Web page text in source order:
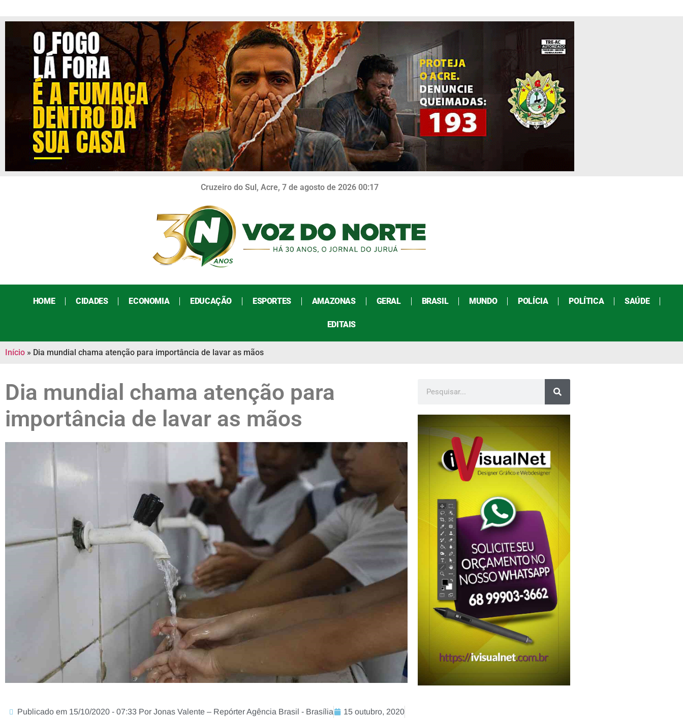
Cruzeiro do Sul, Acre, 7 de agosto de 2026 00:17
HOME CIDADES ECONOMIA EDUCAÇÃO ESPORTES AMAZONAS GERAL BRASIL MUNDO POLÍCIA POLÍTICA SAÚDE
EDITAIS
Início » Dia mundial chama atenção para importância de lavar as mãos
Dia mundial chama atenção para
importância de lavar as mãos
Publicado em 15/10/2020 - 07:33 Por Jonas Valente – Repórter Agência Brasil - Brasília
15 outubro, 2020